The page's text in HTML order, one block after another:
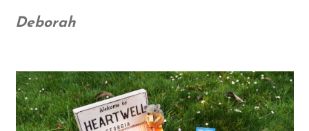
Deborah